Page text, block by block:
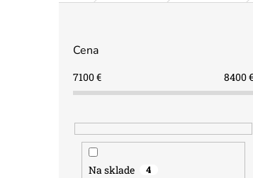
Cena
7100€ 8400€
Na sklade 4